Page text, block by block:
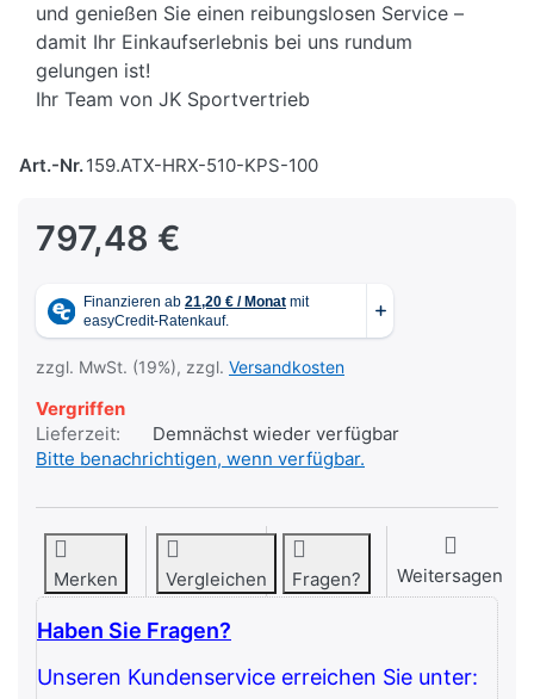
und genießen Sie einen reibungslosen Service –
damit Ihr Einkaufserlebnis bei uns rundum
gelungen ist!
Ihr Team von JK Sportvertrieb
Art.-Nr.159.ATX-HRX-510-KPS-100
797,48 €
zzgl. MwSt. (19%), zzgl. Versandkosten
Vergriffen
Lieferzeit:
Demnächst wieder verfügbar
Bitte benachrichtigen, wenn verfügbar.
Merken Vergleichen Fragen? Weitersagen
Haben Sie Fragen?
Unseren Kundenservice erreichen Sie unter: